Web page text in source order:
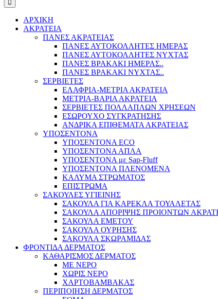
ΑΡΧΙΚΗ
ΑΚΡΑΤΕΙΑ
ΠΑΝΕΣ ΑΚΡΑΤΕΙΑΣ
ΠΑΝΕΣ ΑΥΤΟΚΟΛΛΗΤΕΣ ΗΜΕΡΑΣ
ΠΑΝΕΣ ΑΥΤΟΚΟΛΛΗΤΕΣ ΝΥΧΤΑΣ
ΠΑΝΕΣ ΒΡΑΚΑΚΙ ΗΜΕΡΑΣ..
ΠΑΝΕΣ ΒΡΑΚΑΚΙ ΝΥΧΤΑΣ..
ΣΕΡΒΙΕΤΕΣ
ΕΛΑΦΡΙΑ-ΜΕΤΡΙΑ ΑΚΡΑΤΕΙΑ
ΜΕΤΡΙΑ-ΒΑΡΙΑ ΑΚΡΑΤΕΙΑ
ΣΕΡΒΙΕΤΕΣ ΠΟΛΛΑΠΛΩΝ ΧΡΗΣΕΩΝ
ΕΣΩΡΟΥΧΟ ΣΥΓΚΡΑΤΗΣΗΣ
ΑΝΔΡΙΚΑ ΕΠΙΘΕΜΑΤΑ ΑΚΡΑΤΕΙΑΣ
ΥΠΟΣΕΝΤΟΝΑ
ΥΠΟΣΕΝΤΟΝΑ ECO
ΥΠΟΣΕΝΤΟΝΑ ΑΠΛΑ
ΥΠΟΣΕΝΤΟΝΑ με Sap-Fluff
ΥΠΟΣΕΝΤΟΝΑ ΠΛΕΝΟΜΕΝΑ
ΚΑΛΥΜΑ ΣΤΡΩΜΑΤΟΣ
ΕΠΙΣΤΡΩΜΑ
ΣΑΚΟΥΛΕΣ ΥΓΙΕΙΝΗΣ
ΣΑΚΟΥΛΑ ΓΙΑ ΚΑΡΕΚΛΑ ΤΟΥΑΛΕΤΑΣ
ΣΑΚΟΥΛΑ ΑΠΟΡΙΨΗΣ ΠΡΟΙΟΝΤΩΝ
ΣΑΚΟΥΛΑ ΕΜΕΤΟΥ
ΣΑΚΟΥΛΑ ΟΥΡΗΣΗΣ
ΣΑΚΟΥΛΑ ΣΚΩΡΑΜΙΔΑΣ
ΦΡΟΝΤΙΔΑ ΔΕΡΜΑΤΟΣ
ΚΑΘΑΡΙΣΜΟΣ ΔΕΡΜΑΤΟΣ
ΜΕ ΝΕΡΟ
ΧΩΡΙΣ ΝΕΡΟ
ΧΑΡΤΟΒΑΜΒΑΚΑΣ
ΠΕΡΙΠΟΙΗΣΗ ΔΕΡΜΑΤΟΣ